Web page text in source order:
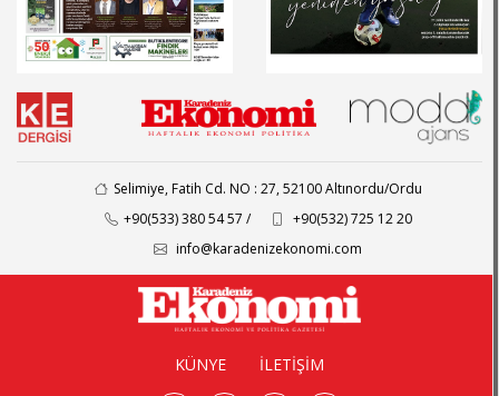
Selimiye, Fatih Cd. NO : 27, 52100 Altınordu/Ordu
+90(533) 380 54 57 /
+90(532) 725 12 20
info@karadenizekonomi.com
KÜNYE İLETİŞİM